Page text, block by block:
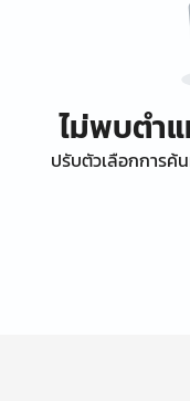
ไม่พบตำ
ปรับตัวเลือกการค้